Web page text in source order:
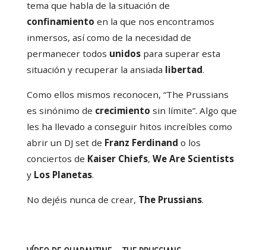
tema que habla de la situación de
confinamiento en la que nos encontramos
inmersos, así como de la necesidad de
permanecer todos unidospara superar esta
situación y recuperar la ansiada libertad.
Como ellos mismos reconocen, “The Prussians
es sinónimo de crecimiento sin límite”. Algo que
les ha llevado a conseguir hitos increíbles como
abrir un DJ set de Franz Ferdinand o los
conciertos de Kaiser Chiefs, We Are Scientists
y Los Planetas.
No dejéis nunca de crear, The Prussians.